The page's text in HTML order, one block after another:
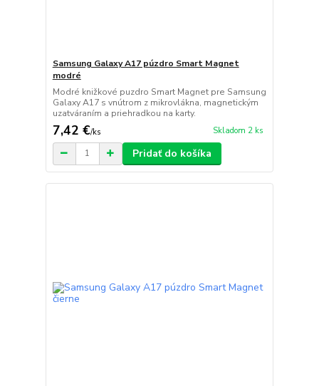
Samsung Galaxy A17 púzdro Smart Magnet
modré
Modré knižkové puzdro Smart Magnet pre Samsung
Galaxy A17 s vnútrom z mikrovlákna, magnetickým
uzatváraním a priehradkou na karty.
7,42 €/ks Skladom 2 ks
Pridať do košíka